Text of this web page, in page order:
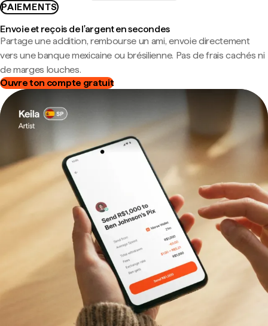
PAIEMENTS
Envoie et reçois de l'argent en secondes
Partage une addition, rembourse un ami, envoie directement
vers une banque mexicaine ou brésilienne. Pas de frais cachés ni
de marges louches.
Ouvre ton compte gratuit